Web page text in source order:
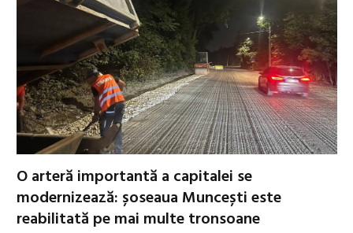
O arteră importantă a capitalei se
modernizează: șoseaua Muncești este
reabilitată pe mai multe tronsoane